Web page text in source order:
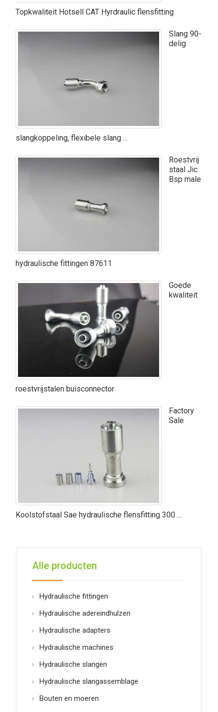
Topkwaliteit Hotsell CAT Hyrdraulic flensfitting
Slang 90-
delig
slangkoppeling, flexibele slang ...
Roestvrij
staal Jic
Bsp male
hydraulische fittingen 87611
Goede
kwaliteit
roestvrijstalen buisconnector
Factory
Sale
Koolstofstaal Sae hydraulische flensfitting 300 ...
Alle producten
Hydraulische fittingen
Hydraulische adereindhulzen
Hydraulische adapters
Hydraulische machines
Hydraulische slangen
Hydraulische slangassemblage
Bouten en moeren